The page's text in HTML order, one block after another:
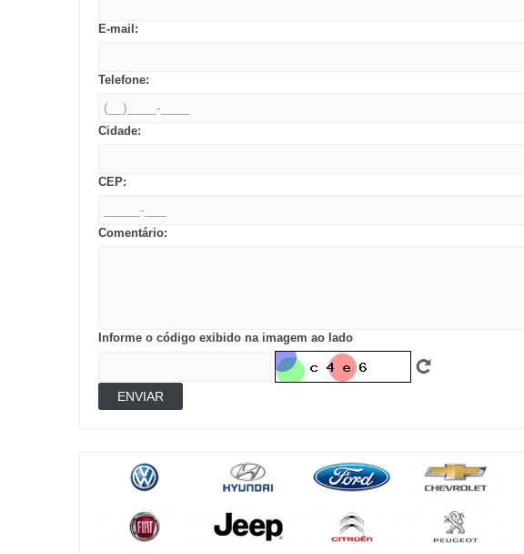
E-mail:
Telefone:
Cidade:
CEP:
Comentário:
Informe o código exibido na imagem ao lado
ENVIAR